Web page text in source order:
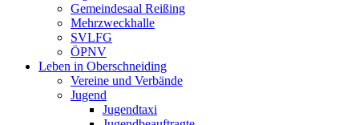
Gemeindesaal Reißing
Mehrzweckhalle
SVLFG
ÖPNV
Leben in Oberschneiding
Vereine und Verbände
Jugend
Jugendtaxi